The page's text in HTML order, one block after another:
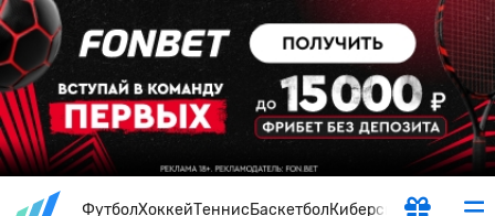
ФутболХоккейТеннисБаскетболКиберспорт